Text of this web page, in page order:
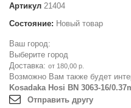
Артикул 21404
Состояние: Новый товар
Ваш город:
Выберите город
Доставка: от 180,00 р.
Возможно Вам также будет
Kosadaka Hosi BN 3063-16/
Отправить другу